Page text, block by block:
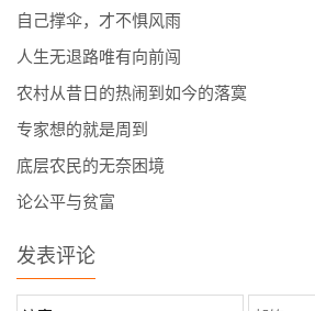
自己撑伞，才不惧风雨
人生无退路唯有向前闯
农村从昔日的热闹到如今的落寞
专家想的就是周到
底层农民的无奈困境
论公平与贫富
发表评论